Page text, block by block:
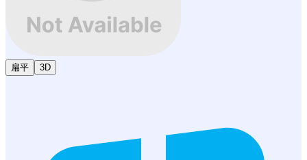
扁平 3D